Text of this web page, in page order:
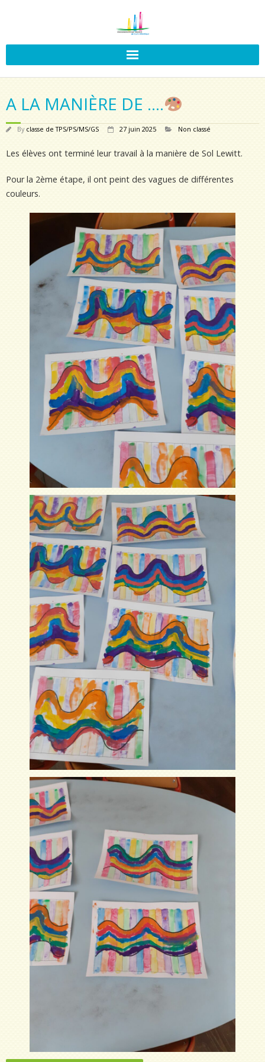
A LA MANIÈRE DE ….
By classe de TPS/PS/MS/GS 27 juin 2025 Non classé
Les élèves ont terminé leur travail à la manière de Sol Lewitt.
Pour la 2ème étape, il ont peint des vagues de différentes
couleurs.